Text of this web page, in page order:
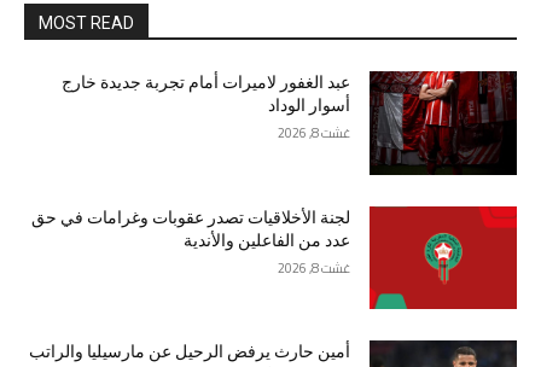
MOST READ
عبد الغفور لاميرات أمام تجربة جديدة خارج
أسوار الوداد
غشت 8, 2026
لجنة الأخلاقيات تصدر عقوبات وغرامات في حق
عدد من الفاعلين والأندية
غشت 8, 2026
أمين حارث يرفض الرحيل عن مارسيليا والراتب